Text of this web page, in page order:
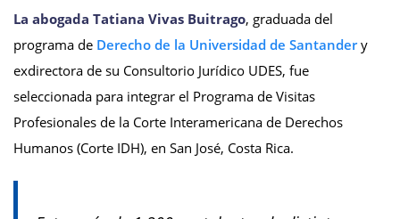
La abogada Tatiana Vivas Buitrago, graduada del
programa de Derecho de la Universidad de Santandery
exdirectora de su Consultorio Jurídico UDES, fue
seleccionada para integrar el Programa de Visitas
Profesionales de la Corte Interamericana de Derechos
Humanos (Corte IDH), en San José, Costa Rica.